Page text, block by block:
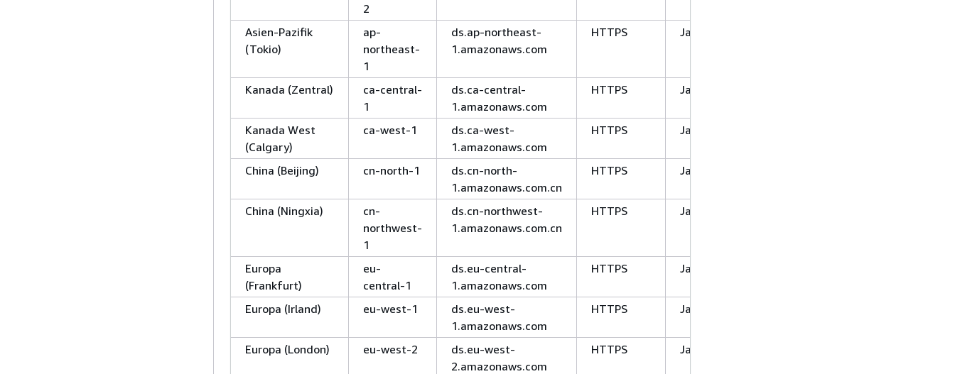
2
Asien-Pazifik
(Tokio)
ap-
northeast-
1
ds.ap-northeast-
1.amazonaws.com
HTTPS Ja
Kanada (Zentral)
ca-central-
1
ds.ca-central-
1.amazonaws.com
HTTPS Ja
Kanada West
(Calgary)
ca-west-1
ds.ca-west-
1.amazonaws.com
HTTPS Ja
China (Beijing) cn-north-1
ds.cn-north-
1.amazonaws.com.cn
HTTPS Ja
China (Ningxia)
cn-
northwest-
1
ds.cn-northwest-
1.amazonaws.com.cn
HTTPS Ja
Europa
(Frankfurt)
eu-
central-1
ds.eu-central-
1.amazonaws.com
HTTPS Ja
Europa (Irland) eu-west-1
ds.eu-west-
1.amazonaws.com
HTTPS Ja
Europa (London) eu-west-2
ds.eu-west-
2.amazonaws.com
HTTPS Ja